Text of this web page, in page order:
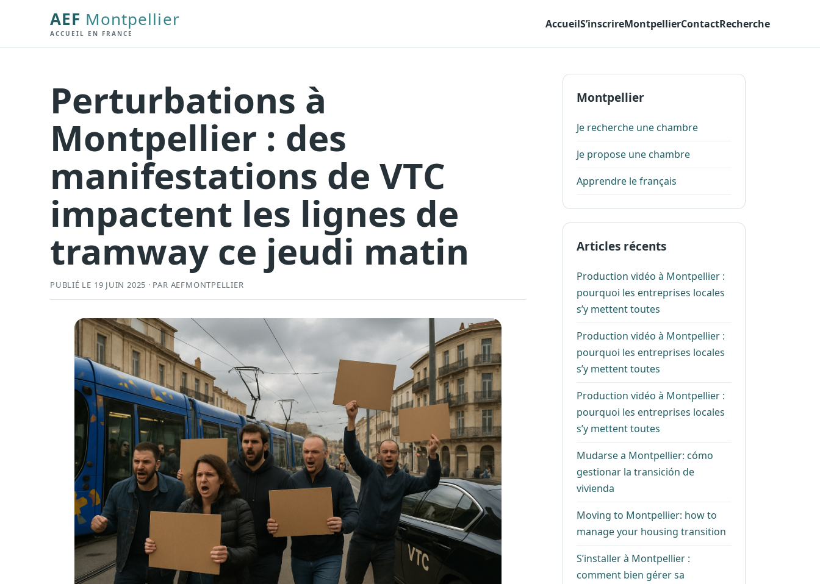
AEF Montpellier
ACCUEIL EN FRANCE
AccueilS’inscrireMontpellierContactRecherche
Perturbations à
Montpellier : des
manifestations de VTC
impactent les lignes de
tramway ce jeudi matin
PUBLIÉ LE 19 JUIN 2025 · PAR AEFMONTPELLIER
Montpellier
Je recherche une chambre
Je propose une chambre
Apprendre le français
Articles récents
Production vidéo à Montpellier :
pourquoi les entreprises locales
s’y mettent toutes
Production vidéo à Montpellier :
pourquoi les entreprises locales
s’y mettent toutes
Production vidéo à Montpellier :
pourquoi les entreprises locales
s’y mettent toutes
Mudarse a Montpellier: cómo
gestionar la transición de
vivienda
Moving to Montpellier: how to
manage your housing transition
S’installer à Montpellier :
comment bien gérer sa